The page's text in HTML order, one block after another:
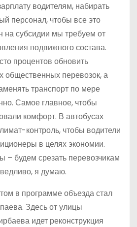
водителям, набирать
персонал, чтобы все это
на субсидии мы требуем от
подвижного состава.
процентов обновить
общественных перевозок, а
транспорт по мере
Самое главное, чтобы
комфорт. В автобусах
контроль, чтобы водители
в целях экономии.
– будем срезать перевозчикам
я думаю.
в программе объезда стал
Здесь от улицы
идет реконструкция